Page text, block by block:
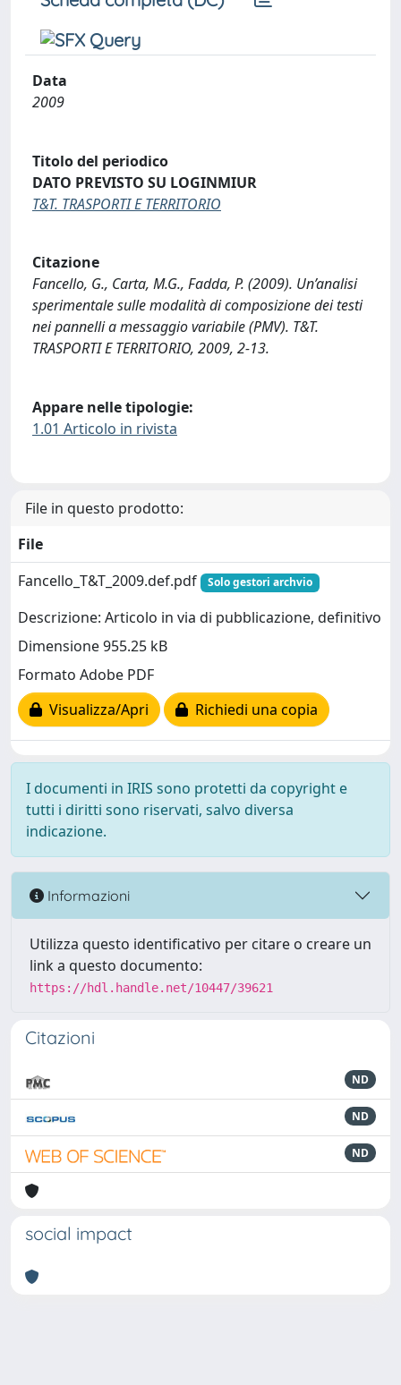
Data
2009
Titolo del periodico
DATO PREVISTO SU LOGINMIUR
T&T. TRASPORTI E TERRITORIO
Citazione
Fancello, G., Carta, M.G., Fadda, P. (2009). Un’analisi
sperimentale sulle modalità di composizione dei testi
nei pannelli a messaggio variabile (PMV). T&T.
TRASPORTI E TERRITORIO, 2009, 2-13.
Appare nelle tipologie:
1.01 Articolo in rivista
File in questo prodotto:
File
Fancello_T&T_2009.def.pdf
Solo gestori archvio
Descrizione: Articolo in via di pubblicazione, definitivo
Dimensione 955.25 kB
Formato Adobe PDF
Visualizza/Apri
Richiedi una copia
I documenti in IRIS sono protetti da copyright e
tutti i diritti sono riservati, salvo diversa
indicazione.
Informazioni
Utilizza questo identificativo per citare o creare un
link a questo documento:
https://hdl.handle.net/10447/39621
Citazioni
ND
ND
ND
social impact